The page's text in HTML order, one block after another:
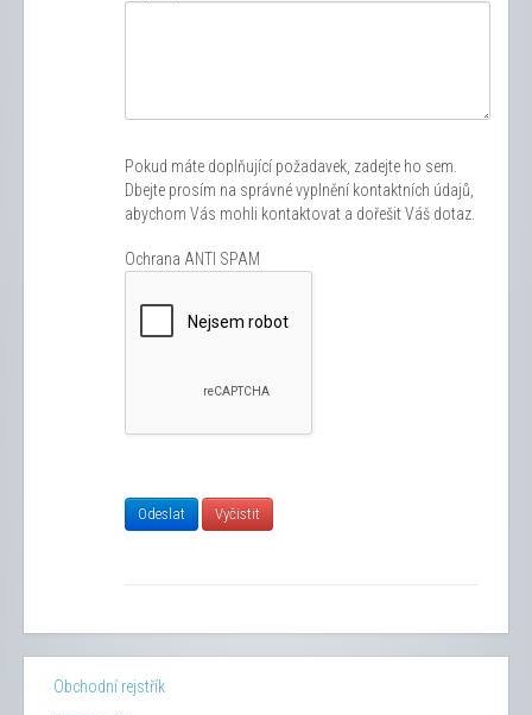
Pokud máte doplňující požadavek, zadejte ho sem.
Dbejte prosím na správné vyplnění kontaktních údajů,
abychom Vás mohli kontaktovat a dořešit Váš dotaz.
Ochrana ANTI SPAM
Obchodní rejstřík